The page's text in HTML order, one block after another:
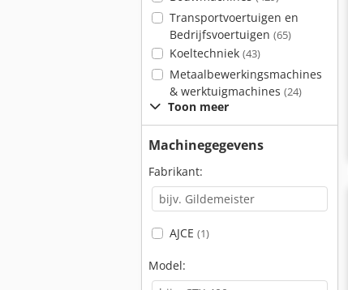
Transportvoertuigen en
Bedrijfsvoertuigen (65)
Koeltechniek (43)
Metaalbewerkingsmachines
& werktuigmachines (24)
Toon meer
Machinegegevens
Fabrikant:
AJCE (1)
Model: